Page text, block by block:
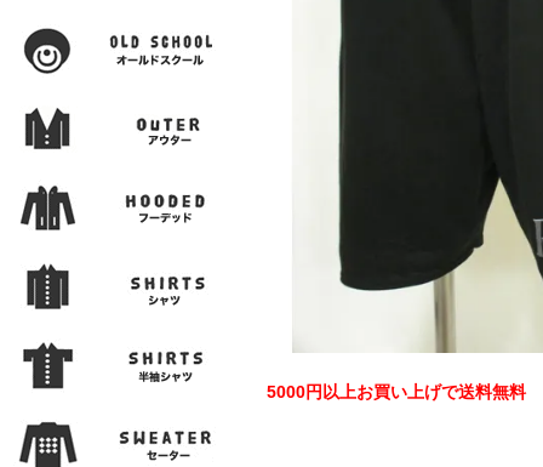
5000円以上お買い上げで送料無料